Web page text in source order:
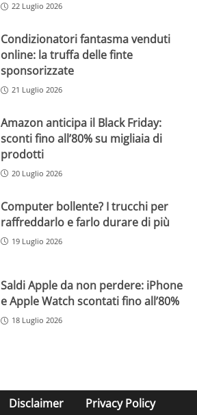
22 Luglio 2026
Condizionatori fantasma venduti
online: la truffa delle finte
sponsorizzate
21 Luglio 2026
Amazon anticipa il Black Friday:
sconti fino all’80% su migliaia di
prodotti
20 Luglio 2026
Computer bollente? I trucchi per
raffreddarlo e farlo durare di più
19 Luglio 2026
Saldi Apple da non perdere: iPhone
e Apple Watch scontati fino all’80%
18 Luglio 2026
Disclaimer Privacy Policy